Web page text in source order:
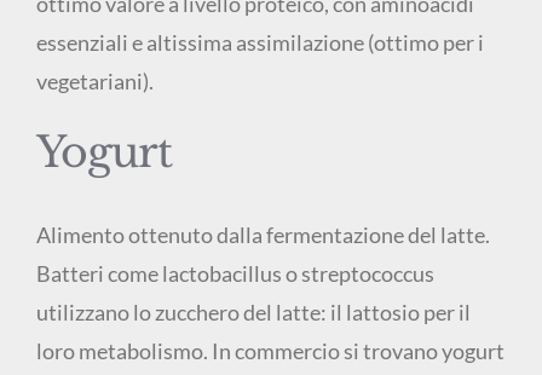
essenziali e altissima assimilazione (ottimo per i
vegetariani).
Yogurt
Alimento ottenuto dalla fermentazione del latte.
Batteri come lactobacillus o streptococcus
utilizzano lo zucchero del latte: il lattosio per il
loro metabolismo. In commercio si trovano yogurt